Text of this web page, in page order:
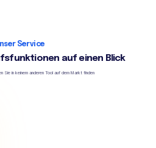
Service
auf einen Blick
Sie in keinem anderen Tool auf dem Markt finden